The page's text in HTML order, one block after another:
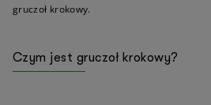
gruczoł krokowy.
Czym jest gruczoł krokowy?